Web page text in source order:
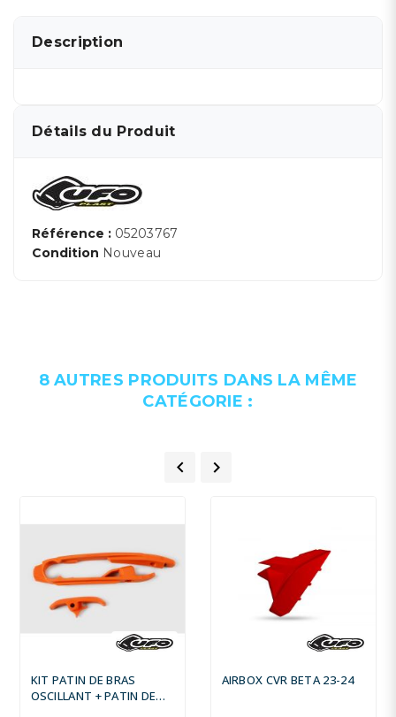
Description
Détails du Produit
Référence : 05203767
Condition Nouveau
8 AUTRES PRODUITS DANS LA MÊME
CATÉGORIE :
 
KIT PATIN DE BRAS
OSCILLANT + PATIN DE
AIRBOX CVR BETA 23-24